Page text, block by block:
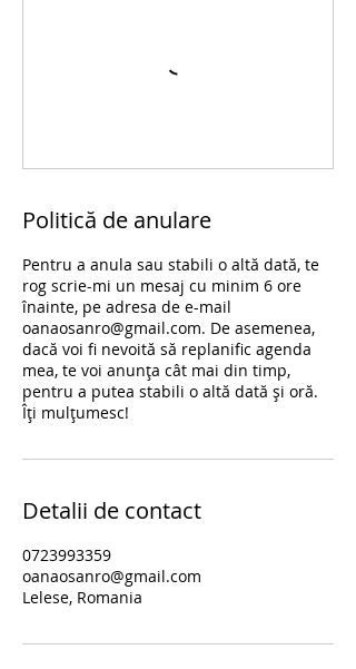
Politică de anulare
Pentru a anula sau stabili o altă dată, te
rog scrie-mi un mesaj cu minim 6 ore
înainte, pe adresa de e-mail
oanaosanro@gmail.com. De asemenea,
dacă voi fi nevoită să replanific agenda
mea, te voi anunța cât mai din timp,
pentru a putea stabili o altă dată și oră.
Îți mulțumesc!
Detalii de contact
0723993359
oanaosanro@gmail.com
Lelese, Romania